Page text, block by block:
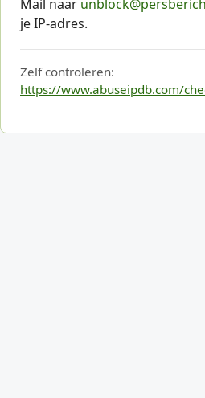
Mail naar
je IP-adres.
Zelf controleren:
https://www.abuseipdb.com/